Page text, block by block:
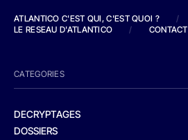
ATLANTICO C'EST QUI, C'EST QUOI ?
/
LE RESEAU D'ATLANTICO
/ CONTACT
CATEGORIES
DECRYPTAGES
DOSSIERS